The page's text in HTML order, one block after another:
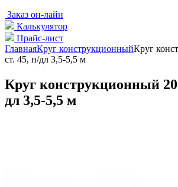
Заказ он-лайн
Калькулятор
Прайс-лист
ГлавнаяКруг конструкционныйКруг
ст. 45, н/дл 3,5-5,5 м
Круг конструкционный
дл 3,5-5,5 м